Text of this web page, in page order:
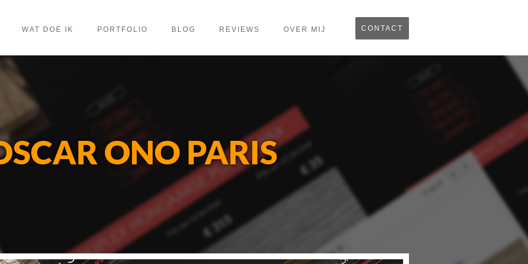
WAT DOE IK PORTFOLIO BLOG REVIEWS OVER MIJ CONTACT
ONO PARIS